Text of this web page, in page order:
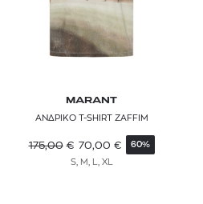
MARANT
ΑΝΔΡΙΚΟ T-SHIRT ZAFFIM
175,00 € 70,00 € 60%
S, M, L, XL